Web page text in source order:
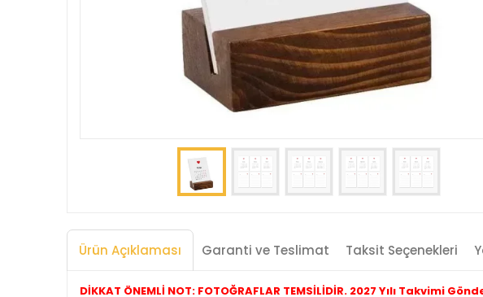
Ürün Açıklaması Garanti ve Teslimat Taksit Seçenekleri
DİKKAT ÖNEMLİ NOT: FOTOĞRAFLAR TEMSİLİDİR. 2027 Yılı Takvimi